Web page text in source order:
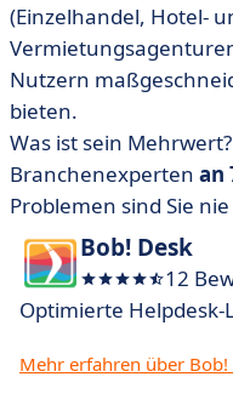
(Einzelhandel, Hotel-
Nutzern
bieten.
Was ist sein Mehrwert?
Branchenexperten an
Problemen sind Sie
Bob! Desk
12
Optimierte
Mehr erfahren über Bob!